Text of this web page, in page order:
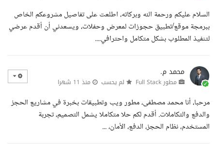
السلام عليكم ورحمة الله وبركاته، اطلعت على تفاصيل مشروعكم الخاص
ببرمجة موقع/تطبيق حجوزات لمعرض وحفلات، ويسعدني أن أقدم عرضي
لتنفيذ المطلوب بشكل متكامل واحترافي....
محمد م.
مطور Full Stack لم يحسب منذ 11 شهرا
مرحبا، أنا محمد مصطفى، مطور ويب وتطبيقات بخبرة في مشاريع الحجز
والدفع والتكاملات. أقدم لكم حلا متكاملا يشمل التصميم، تجربة
المستخدم، نظام الحجز، الدفع، الأمان، ...